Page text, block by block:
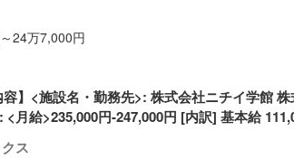
24万7,000円
容】<施設名・勤務先>: 株式会社ニチイ学館
月給>235,000円-247,000円 [内訳] 基本給
ス